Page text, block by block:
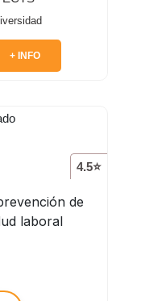
+ INFO
4.5⭐
de
laboral